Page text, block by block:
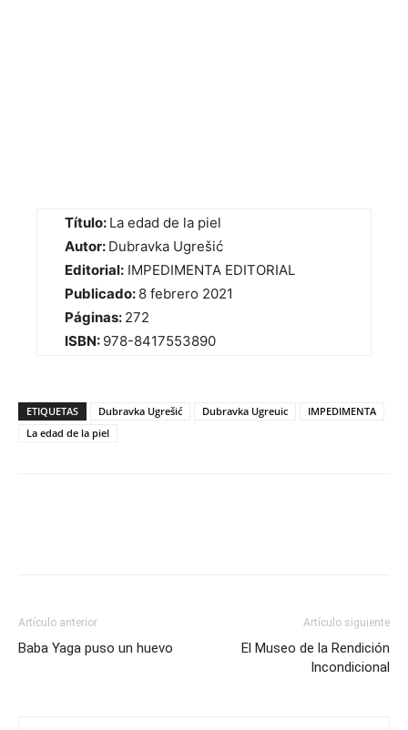
Título: La edad de la piel
Autor: Dubravka Ugrešić
Editorial: IMPEDIMENTA EDITORIAL
Publicado: 8 febrero 2021
Páginas: 272
ISBN: 978-8417553890
ETIQUETAS Dubravka Ugrešić Dubravka Ugreuic
IMPEDIMENTA
La edad de la piel
Artículo anterior
Baba Yaga puso un huevo
Artículo siguiente
El Museo de la Rendición
Incondicional